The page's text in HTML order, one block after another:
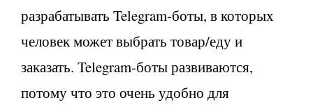
разрабатывать Telegram-боты, в которых
человек может выбрать товар/еду и
заказать. Telegram-боты развиваются,
потому что это очень удобно для